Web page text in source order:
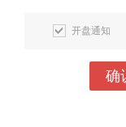
开盘通知